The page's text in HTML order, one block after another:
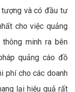
và có đầu tư
cho việc quảng
minh ra bên
quảng cáo đồ
phí cho các doanh
lại hiệu quả rất